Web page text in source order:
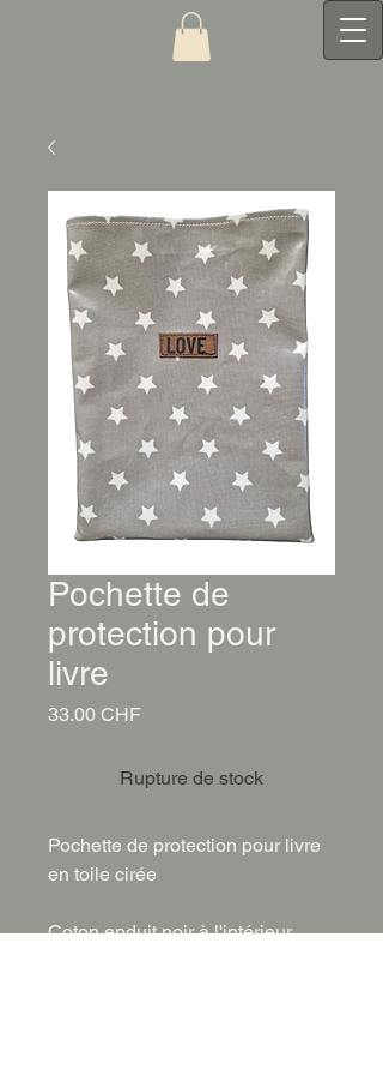
Pochette de
protection pour
livre
33.00 CHFPrix
Rupture de stock
Pochette de protection pour livre
en toile cirée
Coton enduit noir à l'intérieur